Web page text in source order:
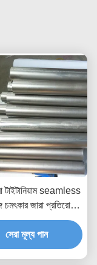
টাইটানিয়াম seamless
চমৎকার জারা প্রতিরোধের
GR3 GR4 GR5
GR9 GR12
সেরা মূল্য পান